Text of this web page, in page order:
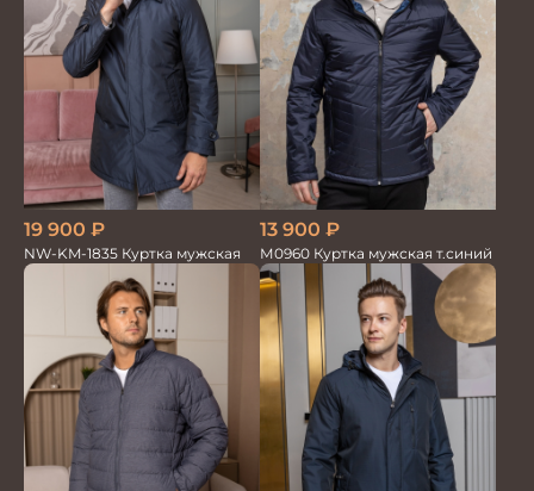
19 900 ₽
NW-KM-1835 Куртка мужская
13 900 ₽
М0960 Куртка мужская т.синий